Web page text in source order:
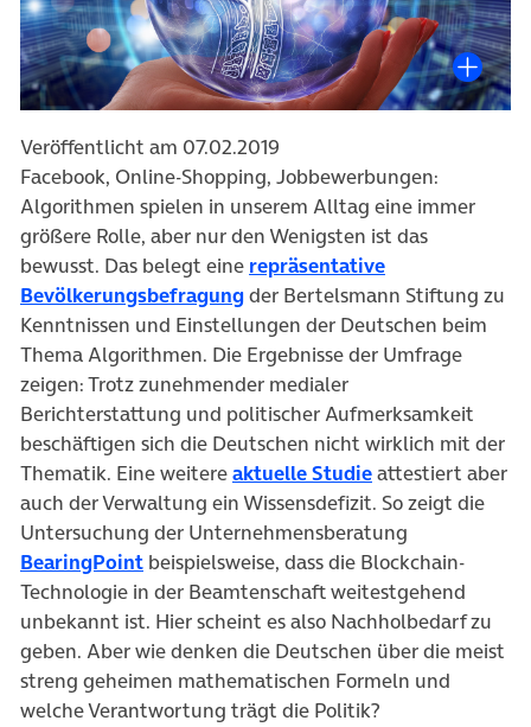
Veröffentlicht am 07.02.2019
Facebook, Online-Shopping, Jobbewerbungen:
Algorithmen spielen in unserem Alltag eine immer
größere Rolle, aber nur den Wenigsten ist das
bewusst. Das belegt eine repräsentative
Bevölkerungsbefragung(öffnet in neuem Tab)
der Bertelsmann Stiftung zu
Kenntnissen und Einstellungen der Deutschen beim
Thema Algorithmen. Die Ergebnisse der Umfrage
zeigen: Trotz zunehmender medialer
Berichterstattung und politischer Aufmerksamkeit
beschäftigen sich die Deutschen nicht wirklich mit der
Thematik. Eine weitereaktuelle Studie(öffnet in neuem
attestiert aber
auch der Verwaltung ein Wissensdefizit. So zeigt die
Untersuchung der Unternehmensberatung
BearingPoint(öffnet in neuem Tab)
beispielsweise, dass die Blockchain-
Technologie in der Beamtenschaft weitestgehend
unbekannt ist. Hier scheint es also Nachholbedarf zu
geben. Aber wie denken die Deutschen über die meist
streng geheimen mathematischen Formeln und
welche Verantwortung trägt die Politik?